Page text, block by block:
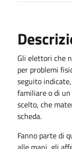
Gli elettori che
per problemi
seguito
familiare o di
scelto, che
scheda.
Fanno parte di